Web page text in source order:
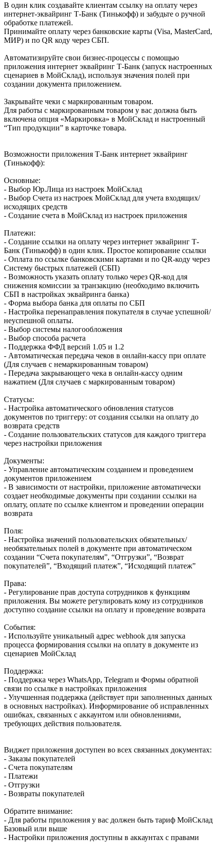
В один клик создавайте клиентам ссылку на оплату через
интернет-эквайринг Т-Банк (Тинькофф) и забудьте о ручной
обработке платежей.
Принимайте оплату через банковские карты (Visa, MasterCard,
МИР) и по QR коду через СБП.
Автоматизируйте свои бизнес-процессы с помощью
приложения интернет эквайринг Т-Банк (запуск настроенных
сценариев в МойСклад), используя значения полей при
создании документа приложением.
Закрывайте чеки с маркированным товаром.
Для работы с маркированным товаром у вас должна быть
включена опция «Маркировка» в МойСклад и настроенный
“Тип продукции” в карточке товара.
Возможности приложения Т-Банк интернет эквайринг
(Тинькофф):
Основные:
- Выбор Юр.Лица из настроек МойСклад
- Выбор Счета из настроек МойСклад для учета входящих/
исходящих средств
- Создание счета в МойСклад из настроек приложения
Платежи:
- Создание ссылки на оплату через интернет эквайринг Т-
Банк (Тинькофф) в один клик. Простое копирование ссылки
- Оплата по ссылке банковскими картами и по QR-коду через
Систему быстрых платежей (СБП)
- Возможность указать оплату только через QR-код для
снижения комиссии за транзакцию (необходимо включить
СБП в настройках эквайринга банка)
- Форма выбора банка для оплаты по СБП
- Настройка перенаправления покупателя в случае успешной/
неуспешной оплаты.
- Выбор системы налогообложения
- Выбор способа расчета
- Поддержка ФФД версий 1.05 и 1.2
- Автоматическая передача чеков в онлайн-кассу при оплате
(Для случаев с немаркированным товаром)
- Передача закрывающего чека в онлайн-кассу одним
нажатием (Для случаев с маркированным товаром)
Статусы:
- Настройка автоматического обновления статусов
документов по триггеру: от создания ссылки на оплату до
возврата средств
- Создание пользовательских статусов для каждого триггера
через настройки приложения
Документы:
- Управление автоматическим созданием и проведением
документов приложением
- В зависимости от настройки, приложение автоматически
создает необходимые документы при создании ссылки на
оплату, оплате по ссылке клиентом и проведении операции
возврата
Поля:
- Настройка значений пользовательских обязательных/
необязательных полей в документе при автоматическом
создании “Счета покупателям”, “Отгрузки”, “Возврат
покупателей”, “Входящий платеж”, “Исходящий платеж”
Права:
- Регулирование прав доступа сотрудников к функциям
приложения. Вы можете регулировать кому из сотрудников
доступно создание ссылки на оплату и проведение возврата
События:
- Используйте уникальный адрес webhook для запуска
процесса формирования ссылки на оплату в документе из
сценариев МойСклад
Поддержка:
- Поддержка через WhatsApp, Telegram и Формы обратной
связи по ссылке в настройках приложения
- Улучшенная поддержка (действует при заполненных данных
в основных настройках). Информирование об исправленных
ошибках, связанных с аккаунтом или обновлениями,
требующих действия пользователя.
Виджет приложения доступен во всех связанных документах:
- Заказы покупателей
- Счета покупателям
- Платежи
- Отгрузки
- Возвраты покупателей
Обратите внимание:
- Для работы приложения у вас должен быть тариф МойСклад
Базовый или выше
- Настройки приложения доступны в аккаунтах с правами